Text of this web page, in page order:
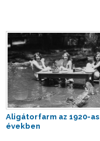
Aligátorfarm az 1920-as
években